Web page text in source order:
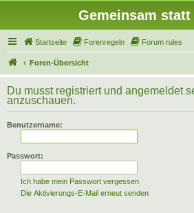
Gemeinsam
Startseite Forenregeln Forum rules
Foren-Übersicht
Du musst registriert und angemeldet
anzuschauen.
Benutzername:
Passwort:
Ich habe mein Passwort vergessen
Die Aktivierungs-E-Mail erneut senden